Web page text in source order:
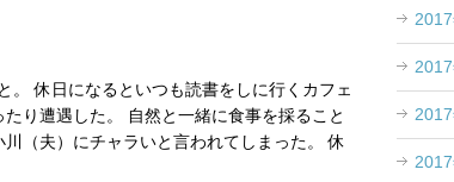
。 休日になるといつも読書をしに行くカフェ
り遭遇した。 自然と一緒に食事を採ること
（夫）にチャラいと言われてしまった。 休